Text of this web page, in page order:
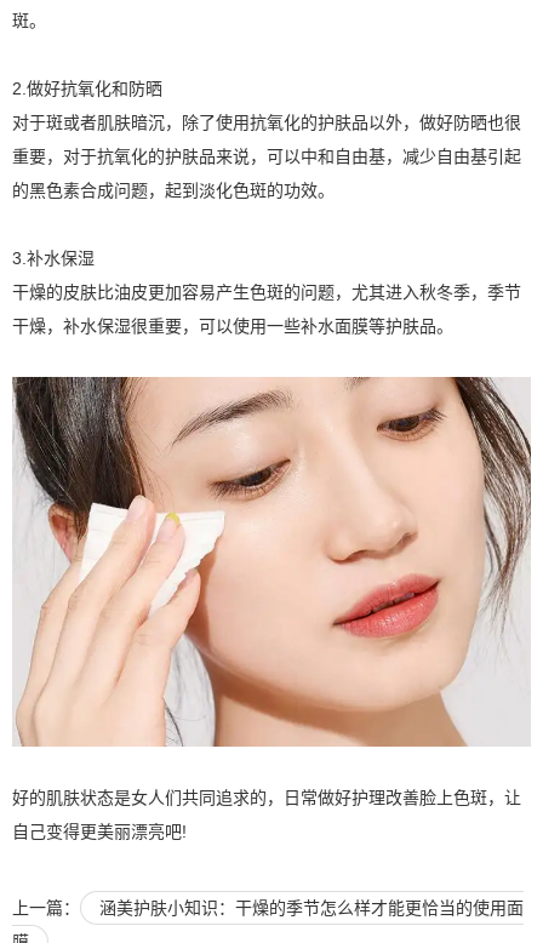
斑。
2.做好抗氧化和防晒
对于斑或者肌肤暗沉，除了使用抗氧化的护肤品以外，做好防晒也很
重要，对于抗氧化的护肤品来说，可以中和自由基，减少自由基引起
的黑色素合成问题，起到淡化色斑的功效。
3.补水保湿
干燥的皮肤比油皮更加容易产生色斑的问题，尤其进入秋冬季，季节
干燥，补水保湿很重要，可以使用一些补水面膜等护肤品。
好的肌肤状态是女人们共同追求的，日常做好护理改善脸上色斑，让
自己变得更美丽漂亮吧!
上一篇：
涵美护肤小知识：干燥的季节怎么样才能更恰当的使用面